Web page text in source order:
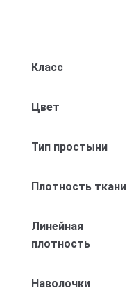
Класс
Цвет
Тип простыни
Плотность ткани
Линейная
плотность
Наволочки